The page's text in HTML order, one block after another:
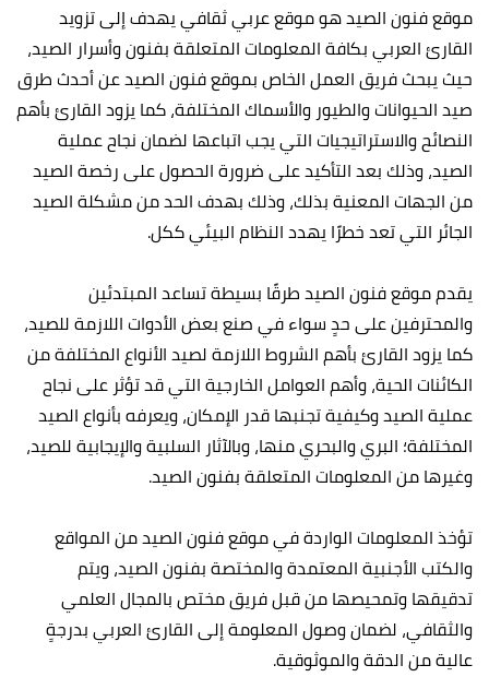
موقع فنون الصيد هو موقع عربي ثقافي يهدف إلى تزويد
القارئ العربي بكافة المعلومات المتعلقة بفنون وأسرار الصيد،
حيث يبحث فريق العمل الخاص بموقع فنون الصيد عن أحدث طرق
صيد الحيوانات والطيور والأسماك المختلفة، كما يزود القارئ بأهم
النصائح والاستراتيجيات التي يجب اتباعها لضمان نجاح عملية
الصيد، وذلك بعد التأكيد على ضرورة الحصول على رخصة الصيد
من الجهات المعنية بذلك، وذلك بهدف الحد من مشكلة الصيد
الجائر التي تعد خطرًا يهدد النظام البيئي ككل.
يقدم موقع فنون الصيد طرقًا بسيطة تساعد المبتدئين
والمحترفين على حدٍ سواء في صنع بعض الأدوات اللازمة للصيد،
كما يزود القارئ بأهم الشروط اللازمة لصيد الأنواع المختلفة من
الكائنات الحية، وأهم العوامل الخارجية التي قد تؤثر على نجاح
عملية الصيد وكيفية تجنبها قدر الإمكان، ويعرفه بأنواع الصيد
المختلفة؛ البري والبحري منها، وبالآثار السلبية والإيجابية للصيد،
وغيرها من المعلومات المتعلقة بفنون الصيد.
تؤخذ المعلومات الواردة في موقع فنون الصيد من المواقع
والكتب الأجنبية المعتمدة والمختصة بفنون الصيد، ويتم
تدقيقها وتمحيصها من قبل فريق مختص بالمجال العلمي
والثقافي، لضمان وصول المعلومة إلى القارئ العربي بدرجةٍ
عالية من الدقة والموثوقية.